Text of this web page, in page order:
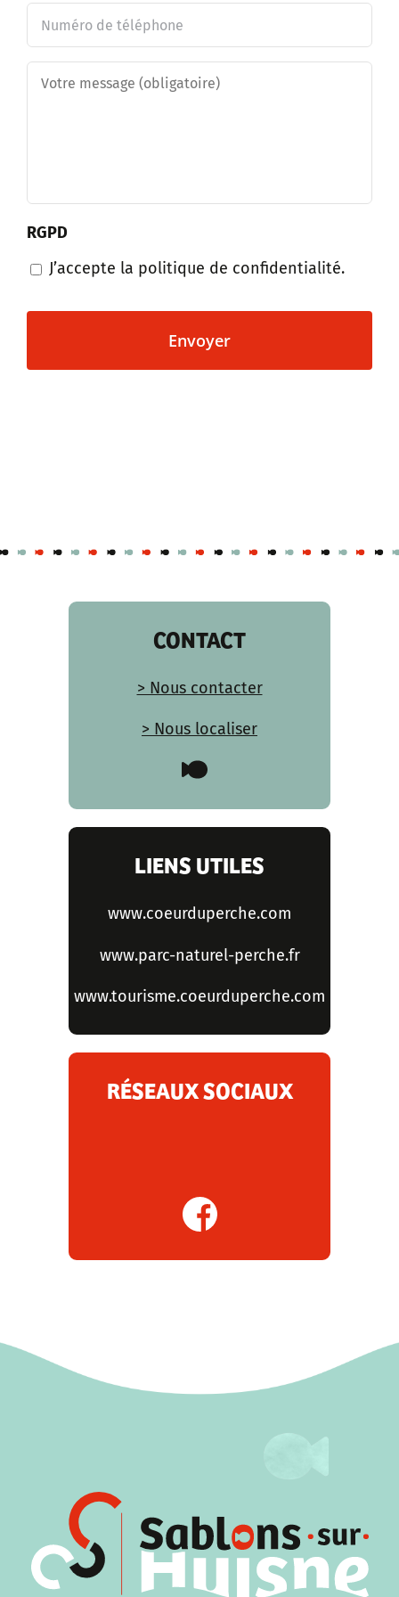
RGPD
J’accepte la politique de confidentialité.
CAPTCHA
CONTACT
> Nous contacter
> Nous localiser
LIENS UTILES
www.coeurduperche.com
www.parc-naturel-perche.fr
www.tourisme.coeurduperche.com
RÉSEAUX SOCIAUX